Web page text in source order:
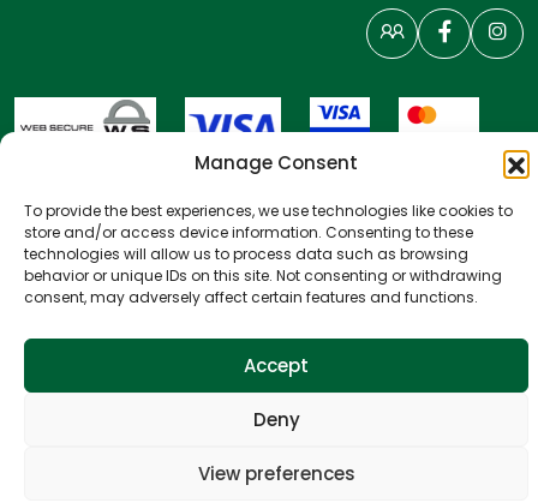
Manage Consent
To provide the best experiences, we use technologies like cookies to
store and/or access device information. Consenting to these
technologies will allow us to process data such as browsing
behavior or unique IDs on this site. Not consenting or withdrawing
consent, may adversely affect certain features and functions.
Accept
Deny
View preferences
Prijava vlasnika
Načini i uvjeti plaćanja
Website by NeoLab